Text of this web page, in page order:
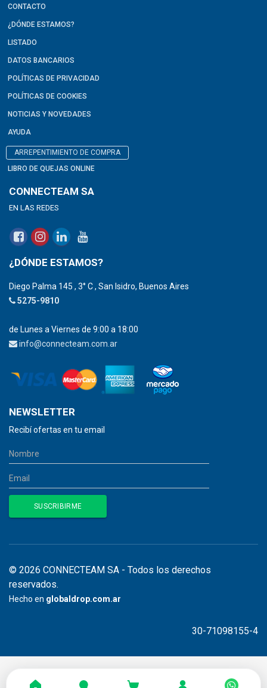
CONTACTO
¿DÓNDE ESTAMOS?
LISTADO
DATOS BANCARIOS
POLÍTICAS DE PRIVACIDAD
POLÍTICAS DE COOKIES
NOTICIAS Y NOVEDADES
AYUDA
ARREPENTIMIENTO DE COMPRA
LIBRO DE QUEJAS ONLINE
CONNECTEAM SA
EN LAS REDES
¿DÓNDE ESTAMOS?
Diego Palma 145 , 3° C , San Isidro, Buenos Aires
5275-9810
de Lunes a Viernes de 9:00 a 18:00
info@connecteam.com.ar
NEWSLETTER
Recibí ofertas en tu email
© 2026 CONNECTEAM SA - Todos los derechos
reservados.
Hecho en globaldrop.com.ar
30-71098155-4